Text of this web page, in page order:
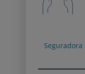
Seguradora